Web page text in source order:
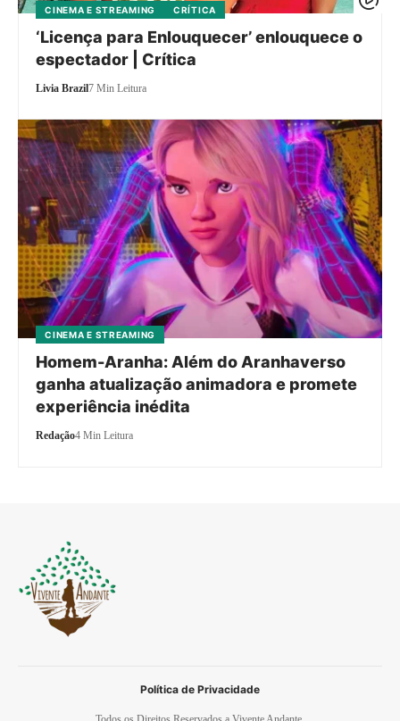
CINEMA E STREAMING CRÍTICA
‘Licença para Enlouquecer’ enlouquece o
espectador | Crítica
Livia Brazil7 Min Leitura
CINEMA E STREAMING
Homem-Aranha: Além do Aranhaverso
ganha atualização animadora e promete
experiência inédita
Redação4 Min Leitura
Política de Privacidade